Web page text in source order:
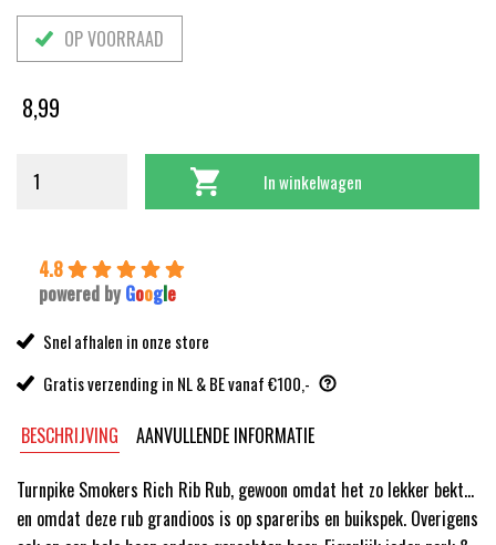
OP VOORRAAD
8,99
In winkelwagen
4.8
powered by Google
Snel afhalen in onze store
Gratis verzending in NL & BE vanaf €100,-
BESCHRIJVING AANVULLENDE INFORMATIE
Turnpike Smokers Rich Rib Rub, gewoon omdat het zo lekker bekt…
en omdat deze rub grandioos is op spareribs en buikspek. Overigens